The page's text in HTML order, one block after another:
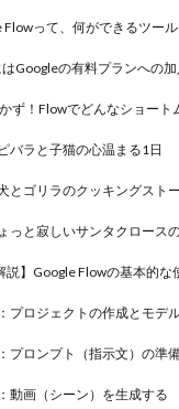
Flowって、何ができるツール
Googleの有料プランへの
ず！Flowでどんなショート
バラと子猫の心温まる1日
とゴリラのクッキングスト
っと寂しいサンタクロース
説】Google Flowの基本的な
プロジェクトの作成とモデ
プロンプト（指示文）の準
動画（シーン）を生成する